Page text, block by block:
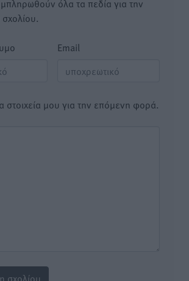
όλα τα πεδία για την
Email
στοιχεία μου για την επόμενη φορά.